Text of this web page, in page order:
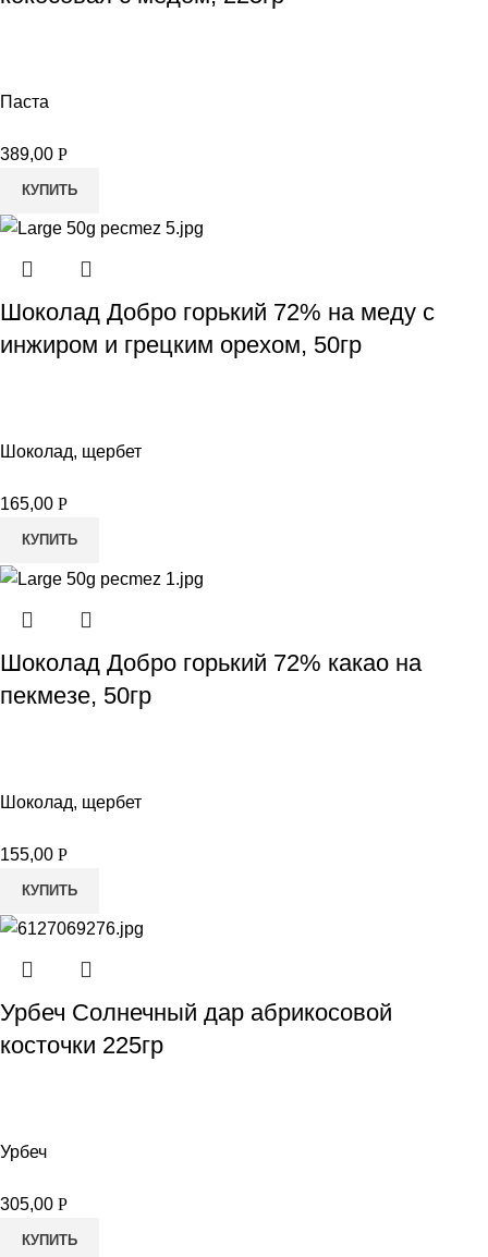
Паста
389,00 Р
КУПИТЬ
Шоколад Добро горький 72% на меду с
инжиром и грецким орехом, 50гр
Шоколад, щербет
165,00 Р
КУПИТЬ
Шоколад Добро горький 72% какао на
пекмезе, 50гр
Шоколад, щербет
155,00 Р
КУПИТЬ
Урбеч Солнечный дар абрикосовой
косточки 225гр
Урбеч
305,00 Р
КУПИТЬ